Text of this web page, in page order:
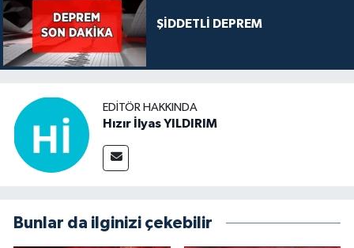
ŞİDDETLİ DEPREM
EDITÖR HAKKINDA
Hızır İlyas YILDIRIM
Bunlar da ilginizi çekebilir